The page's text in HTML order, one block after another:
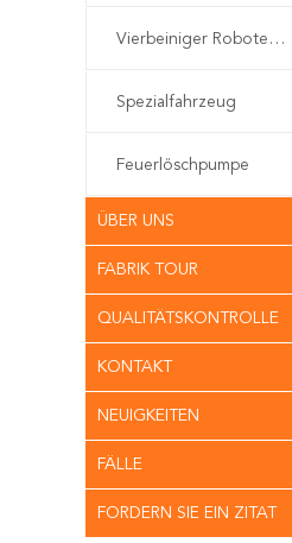
Vierbeiniger Roboterhund
Spezialfahrzeug
Feuerlöschpumpe
ÜBER UNS
FABRIK TOUR
QUALITÄTSKONTROLLE
KONTAKT
NEUIGKEITEN
FÄLLE
FORDERN SIE EIN ZITAT